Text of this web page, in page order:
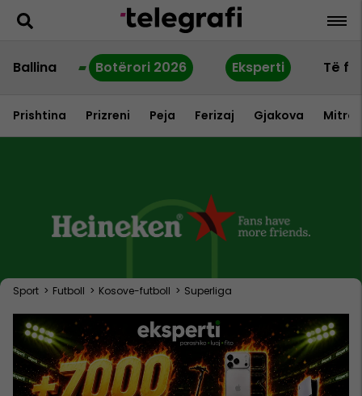
Ballina Botërori 2026 Eksperti Të
Prishtina Prizreni Peja Ferizaj Gjakova
Sport > Futboll > Kosove-futboll > Superliga